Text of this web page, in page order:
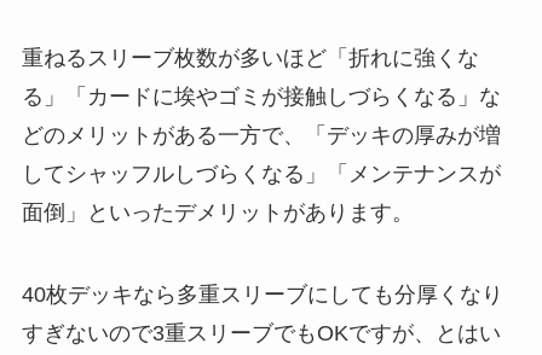
重ねるスリーブ枚数が多いほど「折れに強くな
る」「カードに埃やゴミが接触しづらくなる」な
どのメリットがある一方で、「デッキの厚みが増
してシャッフルしづらくなる」「メンテナンスが
面倒」といったデメリットがあります。
40枚デッキなら多重スリーブにしても分厚くなり
すぎないので3重スリーブでもOKですが、とはい